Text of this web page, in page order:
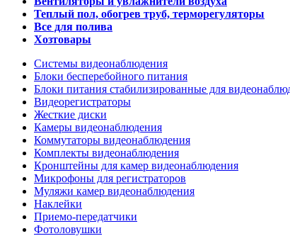
Теплый пол, обогрев труб, терморегуляторы
Все для полива
Хозтовары
Системы видеонаблюдения
Блоки бесперебойного питания
Блоки питания стабилизированные для
Видеорегистраторы
Жесткие диски
Камеры видеонаблюдения
Коммутаторы видеонаблюдения
Комплекты видеонаблюдения
Кронштейны для камер видеонаблюдения
Микрофоны для регистраторов
Муляжи камер видеонаблюдения
Наклейки
Приемо-передатчики
Фотоловушки